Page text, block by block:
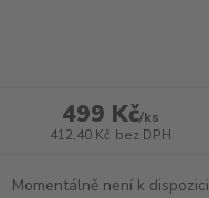
499 Kč/ks
412,40 Kč bez DPH
Momentálně není k dispozici